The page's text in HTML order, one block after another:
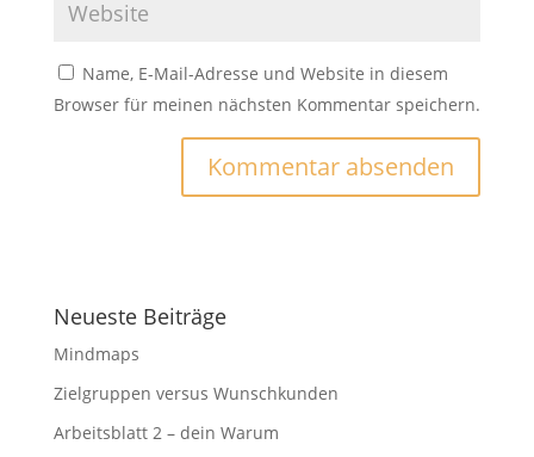
Name, E-Mail-Adresse und Website in diesem
Browser für meinen nächsten Kommentar speichern.
Neueste Beiträge
Mindmaps
Zielgruppen versus Wunschkunden
Arbeitsblatt 2 – dein Warum